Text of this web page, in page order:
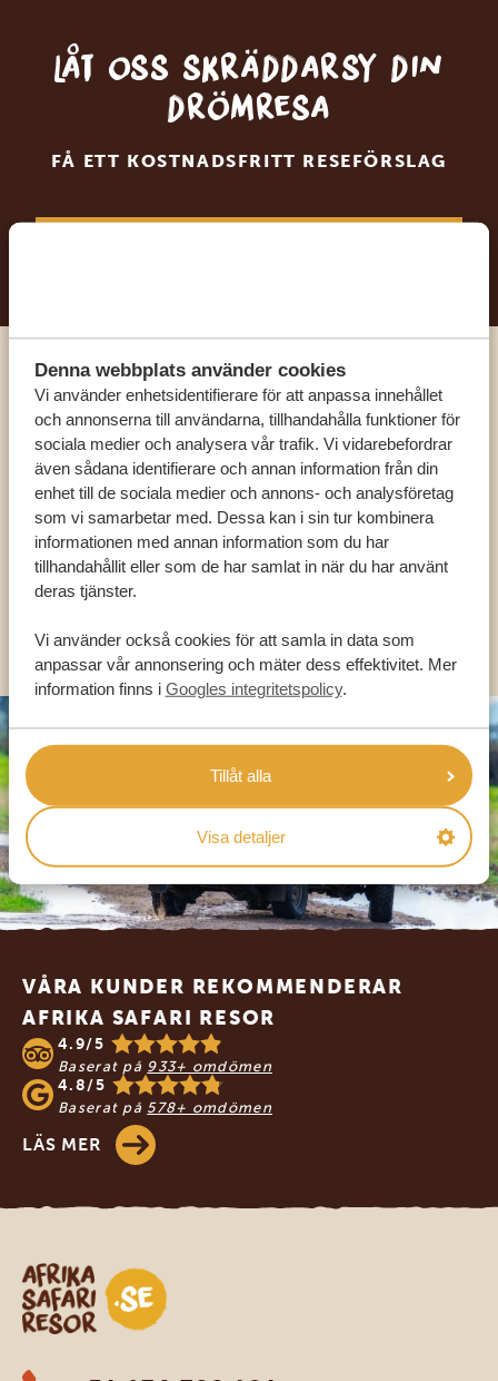
Denna webbplats använder cookies
Vi använder enhetsidentifierare för att anpassa innehållet
och annonserna till användarna, tillhandahålla funktioner för
sociala medier och analysera vår trafik. Vi vidarebefordrar
även sådana identifierare och annan information från din
enhet till de sociala medier och annons- och analysföretag
som vi samarbetar med. Dessa kan i sin tur kombinera
informationen med annan information som du har
tillhandahållit eller som de har samlat in när du har använt
deras tjänster.
Vi använder också cookies för att samla in data som
anpassar vår annonsering och mäter dess effektivitet. Mer
information finns i Googles integritetspolicy.
Tillåt alla
Visa detaljer
Låt oss skräddarsy din
drömresa
FÅ ETT KOSTNADSFRITT RESEFÖRSLAG
Ring en av våra experter
VÅRA SPECIALISTER FINNS HÄR FÖR ATT
HJÄLPA DIG
SV:+31 174 788 101
Footer
VÅRA KUNDER REKOMMENDERAR
AFRIKA SAFARI RESOR
4.9/5
Baserat på 933+ omdömen
4.8/5
Baserat på 578+ omdömen
LÄS MER
Safari-resor i Afrika